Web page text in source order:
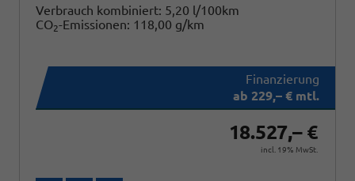
Verbrauch kombiniert: 5,20 l/100km
CO2-Emissionen: 118,00 g/km
ab 229,– € mtl.
18.527,– €
incl. 19% MwSt.